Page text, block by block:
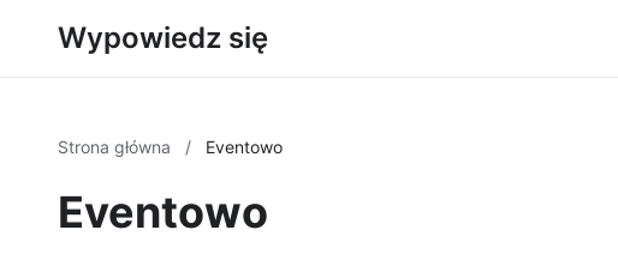
Wypowiedz się
Strona główna / Eventowo
Eventowo